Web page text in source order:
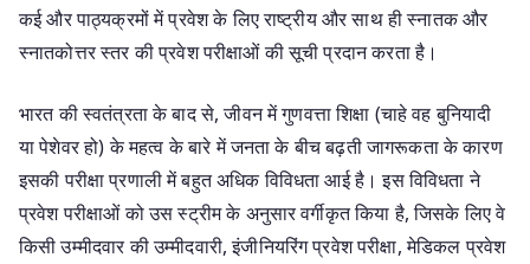
कई और पाठ्यक्रमों में प्रवेश के लिए राष्ट्रीय और साथ ही स्नातक और
स्नातकोत्तर स्तर की प्रवेश परीक्षाओं की सूची प्रदान करता है।
भारत की स्वतंत्रता के बाद से, जीवन में गुणवत्ता शिक्षा (चाहे वह बुनियादी
या पेशेवर हो) के महत्व के बारे में जनता के बीच बढ़ती जागरूकता के कारण
इसकी परीक्षा प्रणाली में बहुत अधिक विविधता आई है। इस विविधता ने
प्रवेश परीक्षाओं को उस स्ट्रीम के अनुसार वर्गीकृत किया है, जिसके लिए वे
किसी उम्मीदवार की उम्मीदवारी, इंजीनियरिंग प्रवेश परीक्षा, मेडिकल प्रवेश